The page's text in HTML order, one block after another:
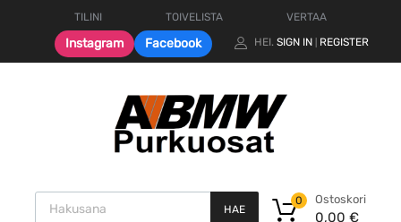
TILINI TOIVELISTA VERTAA
Instagram Facebook HEI. SIGN IN REGISTER
Products search
HAE
Ostoskori
0,00 €
0